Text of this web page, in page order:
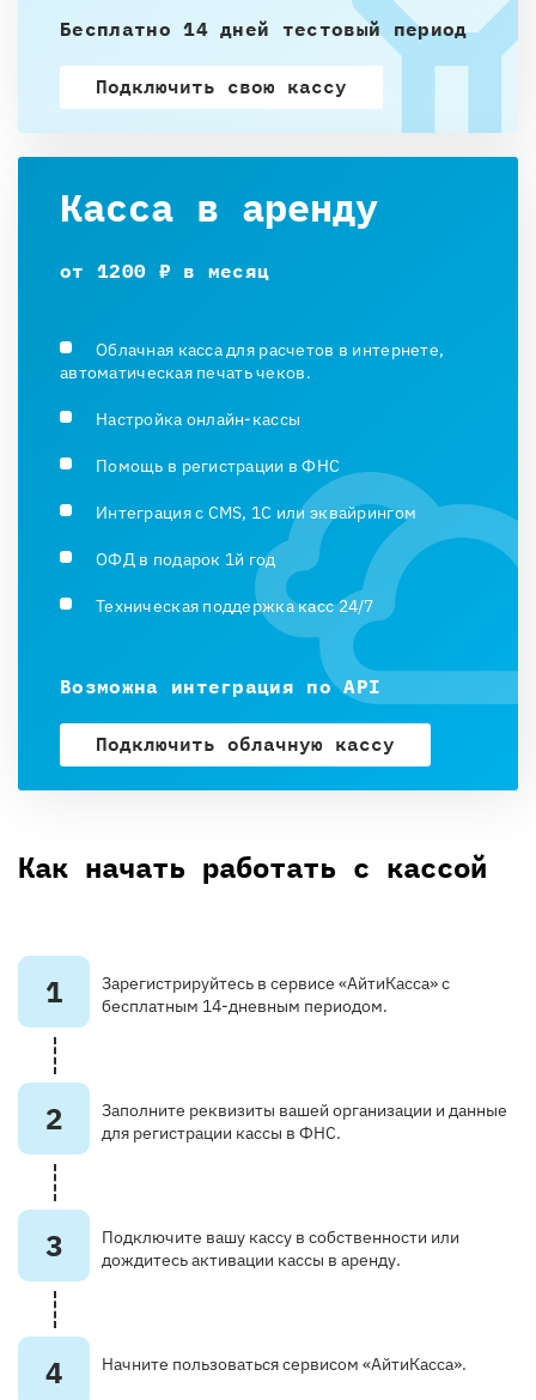
Бесплатно 14 дней тестовый период
Подключить свою кассу
Касса в аренду
от 1200 ₽ в месяц
Облачная касса для расчетов в интернете,
автоматическая печать чеков.
Настройка онлайн-кассы
Помощь в регистрации в ФНС
Интеграция с CMS, 1С или эквайрингом
ОФД в подарок 1й год
Техническая поддержка касс 24/7
Возможна интеграция по API
Подключить облачную кассу
Как начать работать с кассой
1
Зарегистрируйтесь в сервисе «АйтиКасса» с
бесплатным 14-дневным периодом.
2
Заполните реквизиты вашей организации и данные
для регистрации кассы в ФНС.
3
Подключите вашу кассу в собственности или
дождитесь активации кассы в аренду.
4 Начните пользоваться сервисом «АйтиКасса».